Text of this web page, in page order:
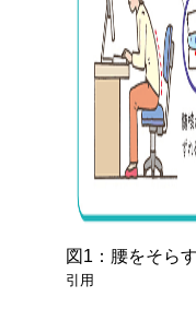
図1：腰をそら
引用